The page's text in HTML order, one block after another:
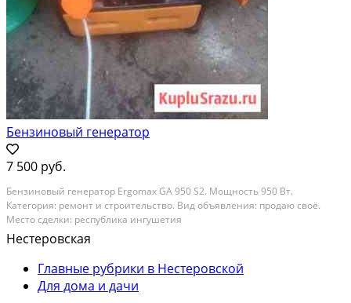
Бензиновый генератор
7 500 руб.
Бензиновый генератор Ergomax GA 950 S2. Мощность 950 Вт.
Категория: ремонт и строительство. Вид объявления: продаю своё.
Место сделки: республика ингушетия
Нестеровская
Главные рубрики в Нестеровской
Для дома и дачи